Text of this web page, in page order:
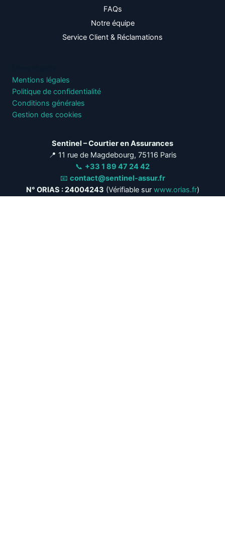
FAQs
Notre équipe
Service Client & Réclamations
Mentions légales
Politique de confidentialité
Conditions générales
Gestion des cookies
Sentinel – Courtier en Assurances
📍 11 rue de Magdebourg, 75116 Paris
📞 +33 1 89 47 24 42
📧 contact@sentinel-assur.fr
N° ORIAS : 24004243 (Vérifiable sur www.orias.fr)